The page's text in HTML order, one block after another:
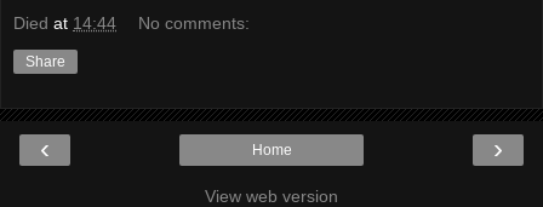
Died at 14:44 No comments:
Share
‹ ›
Home
View web version